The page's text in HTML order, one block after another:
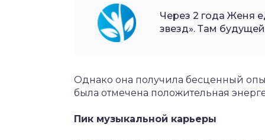
Через 2 года Женя
звезд». Там
Однако она получила бесценный
была отмечена положительная
Пик музыкальной карьеры